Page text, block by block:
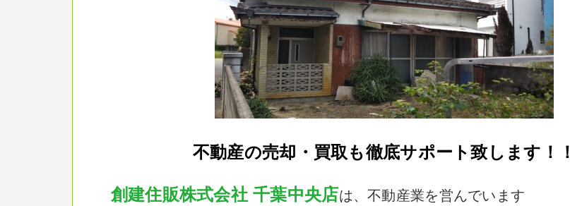
不動産の売却・買取も徹底サポート致します！！
創建住販株式会社 千葉中央店は、不動産業を営んでいます